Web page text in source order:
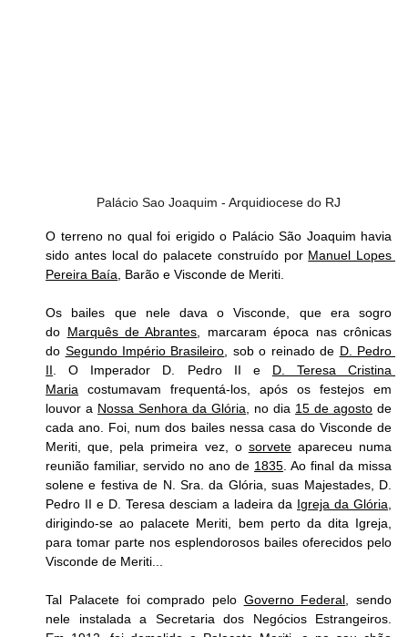
Palácio Sao Joaquim - Arquidiocese do RJ
O terreno no qual foi erigido o Palácio São Joaquim havia
sido antes local do palacete construído por Manuel Lopes
Pereira Baía , Barão e Visconde de Meriti.
Os bailes que nele dava o Visconde, que era sogro
do Marquês de Abrantes , marcaram época nas crônicas
do Segundo Império Brasileiro , sob o reinado de D. Pedro
II . O Imperador D. Pedro II e D. Teresa Cristina
Maria costumavam frequentá-los, após os festejos em
louvor a Nossa Senhora da Glória , no dia 15 de agosto de
cada ano. Foi, num dos bailes nessa casa do Visconde de
Meriti, que, pela primeira vez, o sorvete apareceu numa
reunião familiar, servido no ano de 1835 . Ao final da missa
solene e festiva de N. Sra. da Glória, suas Majestades, D.
Pedro II e D. Teresa desciam a ladeira da Igreja da Glória
dirigindo-se ao palacete Meriti, bem perto da dita Igreja,
para tomar parte nos esplendorosos bailes oferecidos pelo
Visconde de Meriti...
Tal Palacete foi comprado pelo Governo Federal , sendo
nele instalada a Secretaria dos Negócios Estrangeiros.